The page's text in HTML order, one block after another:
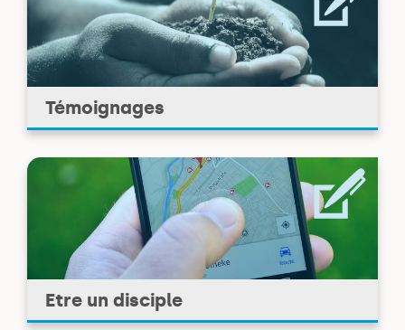
Témoignages
Etre un disciple